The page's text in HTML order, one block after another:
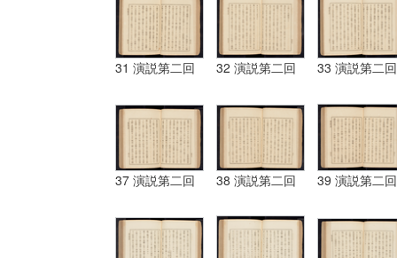
31 演説第二回 32 演説第二回 33 演説第二回
37 演説第二回 38 演説第二回 39 演説第二回